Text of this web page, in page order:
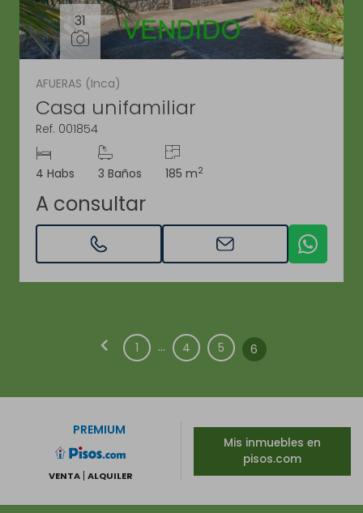
31
AFUERAS (Inca)
Casa unifamiliar
Ref. 001854
4 Habs 3 Baños 185 m2
A consultar
chevron_left 1 ... 4 5 6
PREMIUM
VENTA ALQUILER
Mis inmuebles en
pisos.com